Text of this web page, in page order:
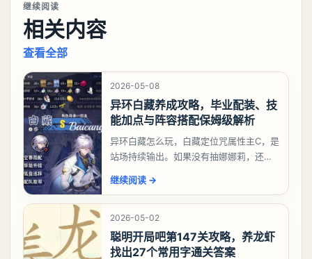
继续阅读
相关内容
查看全部
2026-05-08
异环白藏养成攻略，毕业配装、技
能加点与阵容搭配保姆级解析
异环白藏怎么玩，白藏定位咒属性主C，是
站场持续输出。如果没有抽娜娜莉，还没
有娜娜莉缺另外一个二队C想打深渊也可以
考虑养个白藏
继续阅读 →
2026-05-02
聪明开局吧第147关攻略，养龙虾
找出27个常用字通关答案